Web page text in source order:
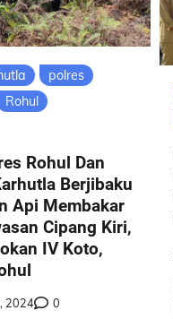
polres
Rohul
Rohul Dan
Berjibaku
Api Membakar
Cipang Kiri,
IV Koto,
2024 0